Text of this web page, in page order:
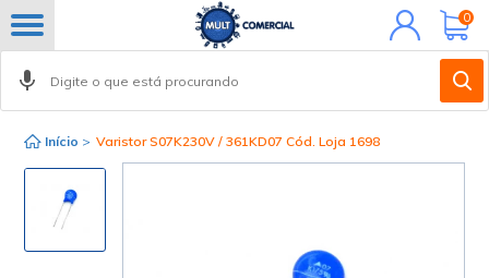
Minha
conta
0
Início > Varistor S07K230V / 361KD07 Cód. Loja 1698